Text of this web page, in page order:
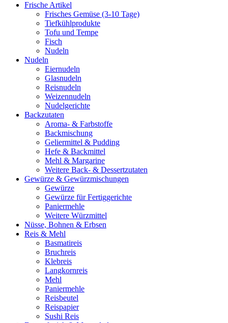
Frische Artikel
Frisches Gemüse (3-10 Tage)
Tiefkühlprodukte
Tofu und Tempe
Fisch
Nudeln
Nudeln
Eiernudeln
Glasnudeln
Reisnudeln
Weizennudeln
Nudelgerichte
Backzutaten
Aroma- & Farbstoffe
Backmischung
Geliermittel & Pudding
Hefe & Backmittel
Mehl & Margarine
Weitere Back- & Dessertzutaten
Gewürze & Gewürzmischungen
Gewürze
Gewürze für Fertiggerichte
Paniermehle
Weitere Würzmittel
Nüsse, Bohnen & Erbsen
Reis & Mehl
Basmatireis
Bruchreis
Klebreis
Langkornreis
Mehl
Paniermehle
Reisbeutel
Reispapier
Sushi Reis